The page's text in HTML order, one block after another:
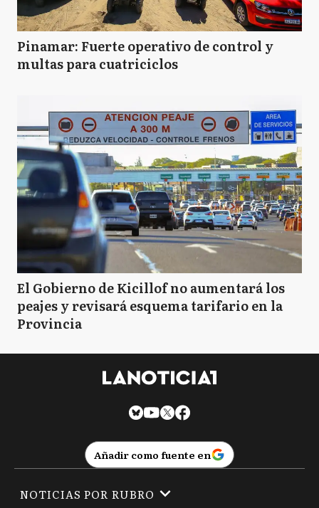
Pinamar: Fuerte operativo de control y
multas para cuatriciclos
El Gobierno de Kicillof no aumentará los
peajes y revisará esquema tarifario en la
Provincia
Añadir como fuente en
NOTICIAS POR RUBRO